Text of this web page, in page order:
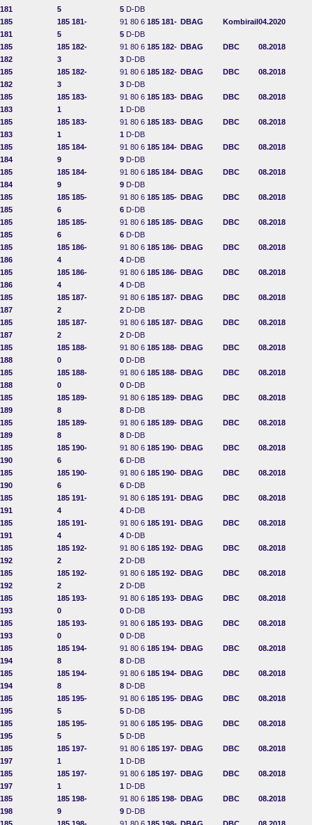
181
5
5 D-DB
185
181
185 181-
5
91 80 6 185 181-
5 D-DB
DBAG Kombirail04.2020
185
182
185 182-
3
91 80 6 185 182-
3 D-DB
DBAG DBC 08.2018
185
182
185 182-
3
91 80 6 185 182-
3 D-DB
DBAG DBC 08.2018
185
183
185 183-
1
91 80 6 185 183-
1 D-DB
DBAG DBC 08.2018
185
183
185 183-
1
91 80 6 185 183-
1 D-DB
DBAG DBC 08.2018
185
184
185 184-
9
91 80 6 185 184-
9 D-DB
DBAG DBC 08.2018
185
184
185 184-
9
91 80 6 185 184-
9 D-DB
DBAG DBC 08.2018
185
185
185 185-
6
91 80 6 185 185-
6 D-DB
DBAG DBC 08.2018
185
185
185 185-
6
91 80 6 185 185-
6 D-DB
DBAG DBC 08.2018
185
186
185 186-
4
91 80 6 185 186-
4 D-DB
DBAG DBC 08.2018
185
186
185 186-
4
91 80 6 185 186-
4 D-DB
DBAG DBC 08.2018
185
187
185 187-
2
91 80 6 185 187-
2 D-DB
DBAG DBC 08.2018
185
187
185 187-
2
91 80 6 185 187-
2 D-DB
DBAG DBC 08.2018
185
188
185 188-
0
91 80 6 185 188-
0 D-DB
DBAG DBC 08.2018
185
188
185 188-
0
91 80 6 185 188-
0 D-DB
DBAG DBC 08.2018
185
189
185 189-
8
91 80 6 185 189-
8 D-DB
DBAG DBC 08.2018
185
189
185 189-
8
91 80 6 185 189-
8 D-DB
DBAG DBC 08.2018
185
190
185 190-
6
91 80 6 185 190-
6 D-DB
DBAG DBC 08.2018
185
190
185 190-
6
91 80 6 185 190-
6 D-DB
DBAG DBC 08.2018
185
191
185 191-
4
91 80 6 185 191-
4 D-DB
DBAG DBC 08.2018
185
191
185 191-
4
91 80 6 185 191-
4 D-DB
DBAG DBC 08.2018
185
192
185 192-
2
91 80 6 185 192-
2 D-DB
DBAG DBC 08.2018
185
192
185 192-
2
91 80 6 185 192-
2 D-DB
DBAG DBC 08.2018
185
193
185 193-
0
91 80 6 185 193-
0 D-DB
DBAG DBC 08.2018
185
193
185 193-
0
91 80 6 185 193-
0 D-DB
DBAG DBC 08.2018
185
194
185 194-
8
91 80 6 185 194-
8 D-DB
DBAG DBC 08.2018
185
194
185 194-
8
91 80 6 185 194-
8 D-DB
DBAG DBC 08.2018
185
195
185 195-
5
91 80 6 185 195-
5 D-DB
DBAG DBC 08.2018
185
195
185 195-
5
91 80 6 185 195-
5 D-DB
DBAG DBC 08.2018
185
197
185 197-
1
91 80 6 185 197-
1 D-DB
DBAG DBC 08.2018
185
197
185 197-
1
91 80 6 185 197-
1 D-DB
DBAG DBC 08.2018
185
198
185 198-
9
91 80 6 185 198-
9 D-DB
DBAG DBC 08.2018